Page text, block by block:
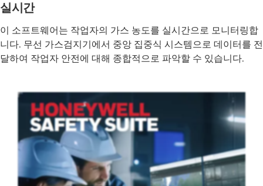
실시간
이 소프트웨어는 작업자의 가스 농도를 실시간으로 모니터링합
니다. 무선 가스검지기에서 중앙 집중식 시스템으로 데이터를 전
달하여 작업자 안전에 대해 종합적으로 파악할 수 있습니다.